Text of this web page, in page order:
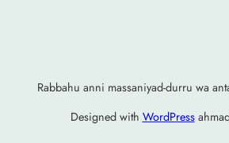
Rabbahu anni massaniyad-durru wa
Designed with WordPress